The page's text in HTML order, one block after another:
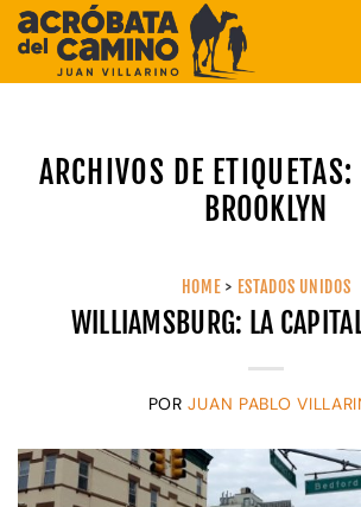
Saltar
contenido
ARCHIVOS DE ETIQUETAS:
BROOKLYN
HOME > ESTADOS UNIDOS
WILLIAMSBURG: LA
PORJUAN PABLO